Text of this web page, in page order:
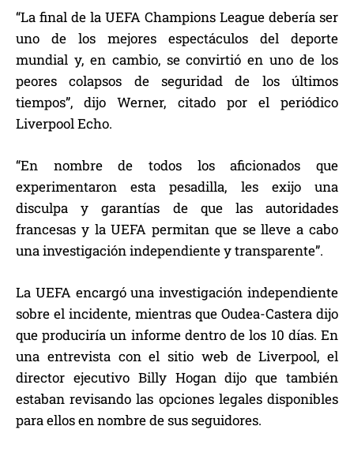
“La final de la UEFA Champions League debería ser
uno de los mejores espectáculos del deporte
mundial y, en cambio, se convirtió en uno de los
peores colapsos de seguridad de los últimos
tiempos”, dijo Werner, citado por el periódico
Liverpool Echo.
“En nombre de todos los aficionados que
experimentaron esta pesadilla, les exijo una
disculpa y garantías de que las autoridades
francesas y la UEFA permitan que se lleve a cabo
una investigación independiente y transparente”.
La UEFA encargó una investigación independiente
sobre el incidente, mientras que Oudea-Castera dijo
que produciría un informe dentro de los 10 días. En
una entrevista con el sitio web de Liverpool, el
director ejecutivo Billy Hogan dijo que también
estaban revisando las opciones legales disponibles
para ellos en nombre de sus seguidores.